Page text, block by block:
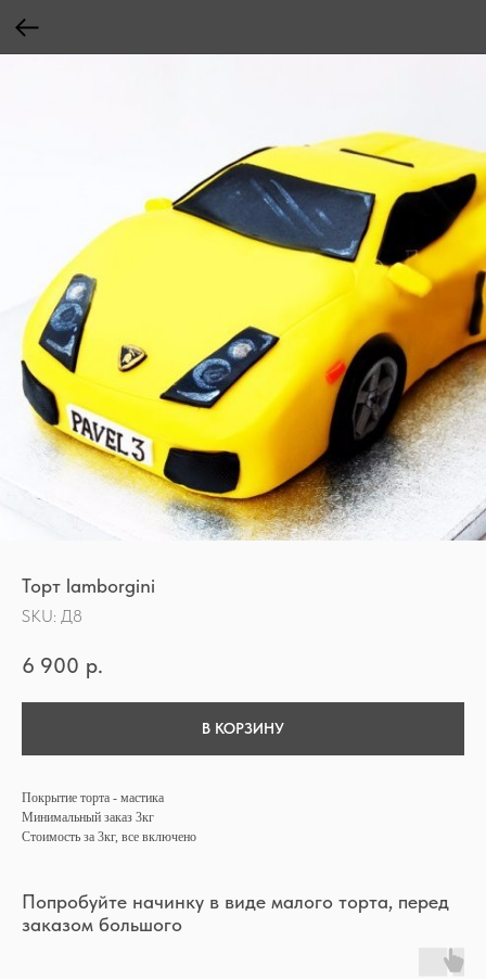
Торт lamborgini
SKU: Д8
6 900 р.
В КОРЗИНУ
Покрытие торта - мастика
Минимальный заказ 3кг
Стоимость за 3кг, все включено
Попробуйте начинку в виде малого торта, перед
заказом большого